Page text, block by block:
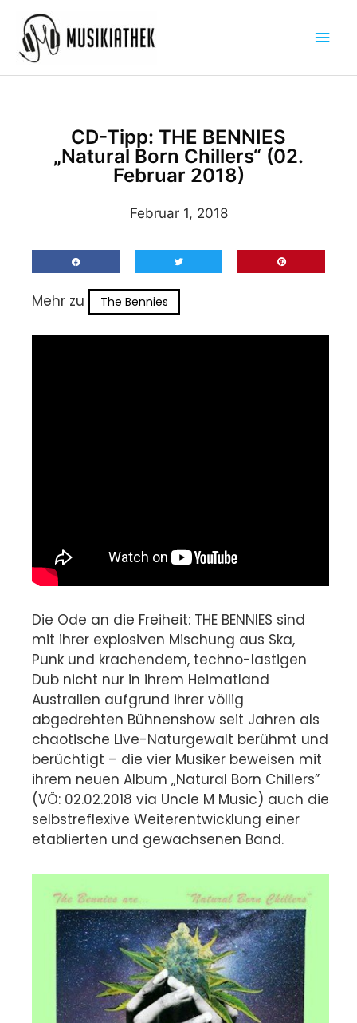
Inhalt
springen
CD-Tipp: THE BENNIES
„Natural Born Chillers“ (02.
Februar 2018)
Februar 1, 2018
Mehr zu The Bennies
Die Ode an die Freiheit: THE BENNIES sind
mit ihrer explosiven Mischung aus Ska,
Punk und krachendem, techno-lastigen
Dub nicht nur in ihrem Heimatland
Australien aufgrund ihrer völlig
abgedrehten Bühnenshow seit Jahren als
chaotische Live-Naturgewalt berühmt und
berüchtigt – die vier Musiker beweisen mit
ihrem neuen Album „Natural Born Chillers”
(VÖ: 02.02.2018 via Uncle M Music) auch die
selbstreflexive Weiterentwicklung einer
etablierten und gewachsenen Band.